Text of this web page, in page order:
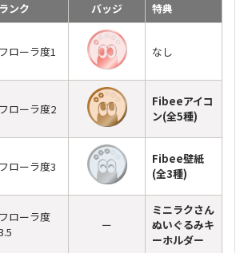
ランク バッジ 特典
フローラ度1 なし
フローラ度2
Fibeeアイコ
ン(全5種)
フローラ度3
Fibee壁紙
(全3種)
フローラ度
ー
ミニラクさん
ぬいぐるみキ
ーホルダー